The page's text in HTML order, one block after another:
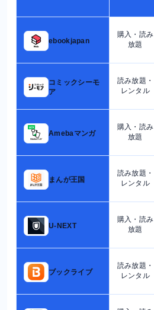
ebookjapan
購入・読み
放題
コミックシーモ
ア
読み放題・
レンタル
Amebaマンガ
購入・読み
放題
まんが王国
読み放題・
レンタル
U-NEXT
購入・読み
放題
ブックライブ
読み放題・
レンタル